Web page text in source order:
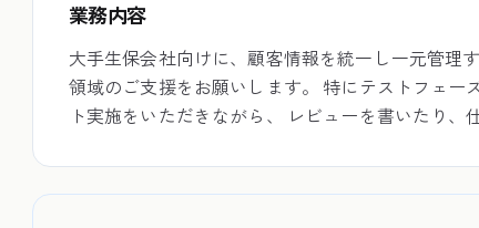
業務内容
大手生保会社向けに、顧客情報を統一し一元管理
領域のご支援をお願いします。 特にテストフェー
ト実施をいただきながら、 レビューを書いたり、